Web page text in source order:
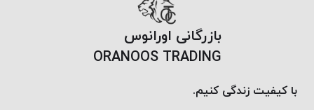
بازرگانی اورانوس
ORANOOS TRADING
با کیفیت زندگی کنیم.